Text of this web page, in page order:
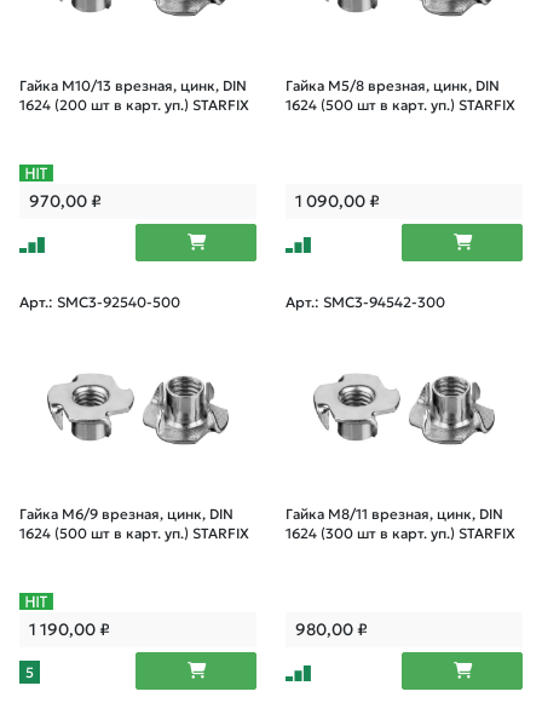
Гайка М10/13 врезная, цинк, DIN
1624 (200 шт в карт. уп.) STARFIX
970,00₽
Гайка М5/8 врезная, цинк, DIN
1624 (500 шт в карт. уп.) STARFIX
1 090,00₽
Арт.: SMC3-92540-500
Гайка М6/9 врезная, цинк, DIN
1624 (500 шт в карт. уп.) STARFIX
1 190,00₽
5
Арт.: SMC3-94542-300
Гайка М8/11 врезная, цинк, DIN
1624 (300 шт в карт. уп.) STARFIX
980,00₽